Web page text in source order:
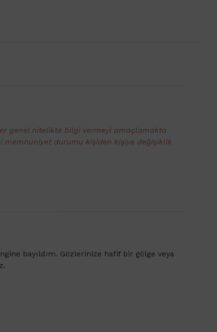
genel nitelikte bilgi vermeyi amaçlamakta
durumu kişiden kişiye değişiklik
bayıldım. Gözlerinize hafif bir gölge veya